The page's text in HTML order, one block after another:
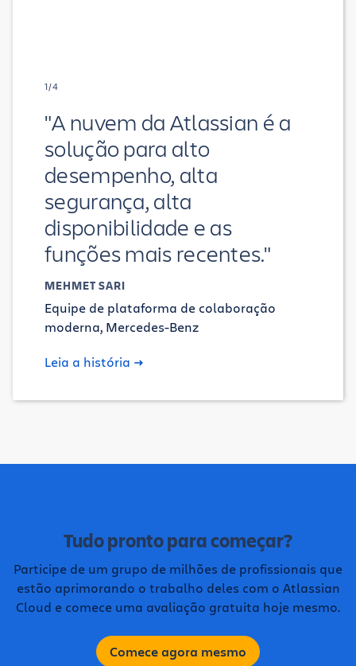
1/4
"A nuvem da Atlassian é a
solução para alto
desempenho, alta
segurança, alta
disponibilidade e as
funções mais recentes."
MEHMET SARI
Equipe de plataforma de colaboração
moderna, Mercedes-Benz
Leia a história
Tudo pronto para começar?
Participe de um grupo de milhões de profissionais que
estão aprimorando o trabalho deles com o Atlassian
Cloud e comece uma avaliação gratuita hoje mesmo.
Comece agora mesmo